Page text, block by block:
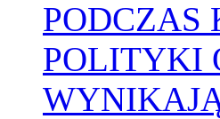
POLITYKI